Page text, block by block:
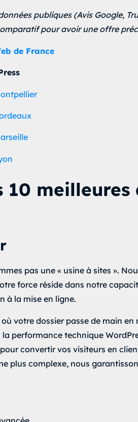
publiques (Avis Google,
pour avoir une offre
de France
10 meilleures
pas une « usine à sites ».
force réside dans notre
à la mise en ligne.
votre dossier passe de main
performance technique
convertir vos visiteurs en
plus complexe, nous